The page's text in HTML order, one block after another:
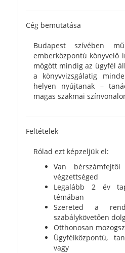
Cég bemutatása
Budapest szívében
emberközpontú könyvelő
mögött mindig az ügyfél
a könyvvizsgálatig
helyen nyújtanak –
magas szakmai
Feltételek
Rólad ezt képzeljük el:
Van
végzettséged
Legalább 2 év
témában
Szereted a
szabálykövetően
Otthonosan
Ügyfélközpontú,
vagy